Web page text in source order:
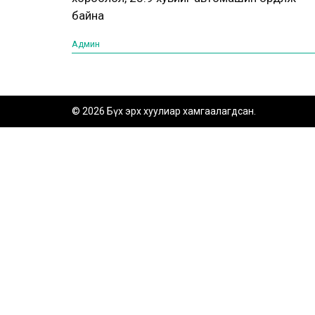
байна
Админ
© 2026 Бүх эрх хуулиар хамгаалагдсан.